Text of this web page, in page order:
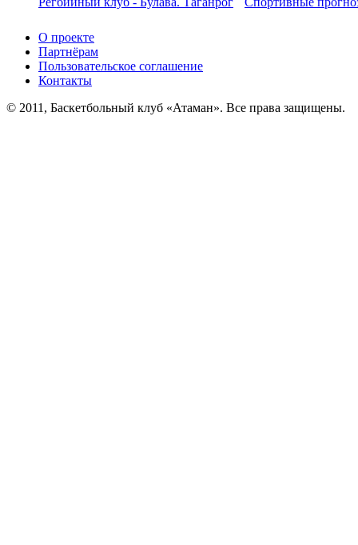
О проекте
Партнёрам
Пользовательское соглашение
Контакты
© 2011, Баскетбольный клуб «Атаман». Все права защищены.